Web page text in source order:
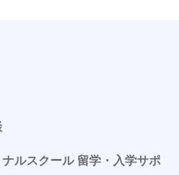
ルスクール 留学・入学サポ